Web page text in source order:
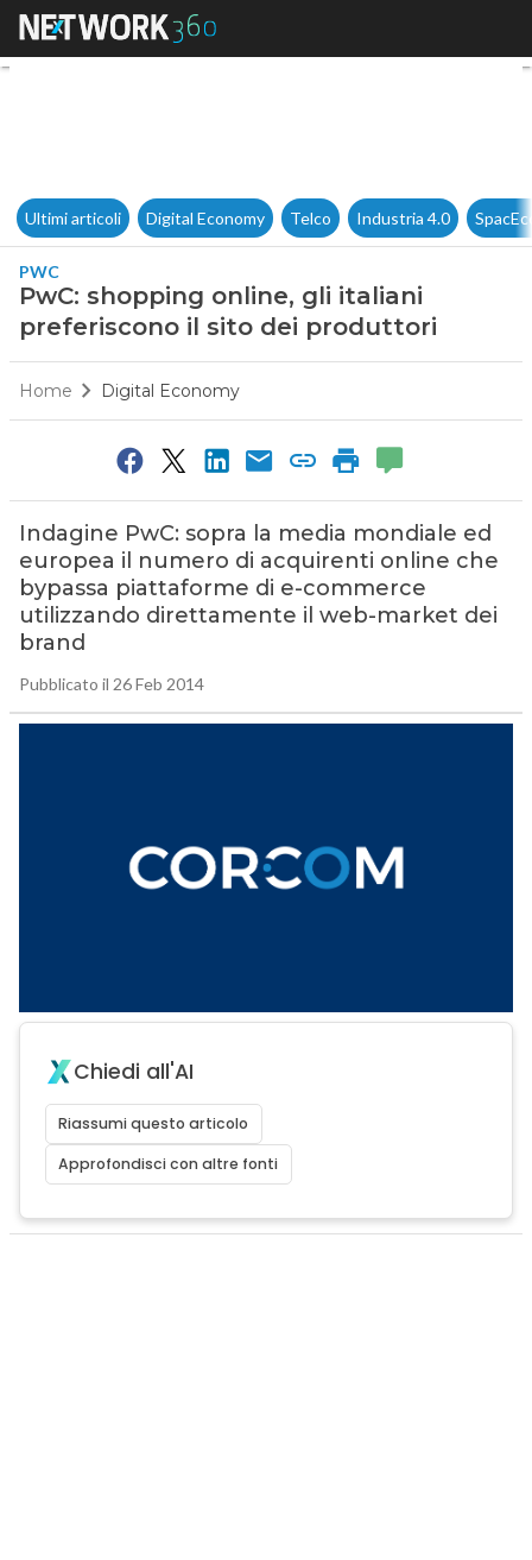
PwC: shopping online, gli
Ultimi articoli Digital Economy Telco Industria 4.0
PWC
PwC: shopping online, gli italiani
preferiscono il sito dei produttori
Home Digital Economy
Indagine PwC: sopra la media mondiale ed
europea il numero di acquirenti online che
bypassa piattaforme di e-commerce
utilizzando direttamente il web-market dei
brand
Pubblicato il 26 Feb 2014
Chiedi all'AI
Riassumi questo articolo
Approfondisci con altre fonti